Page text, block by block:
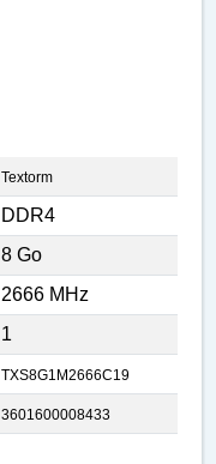
Textorm
DDR4
8 Go
2666 MHz
1
TXS8G1M2666C19
3601600008433